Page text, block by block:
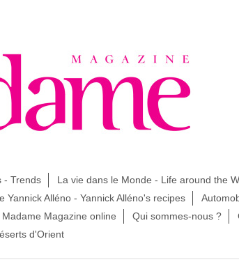
- Trends
La vie dans le Monde - Life around the
Yannick Alléno - Yannick Alléno's recipes
Madame Magazine online Qui sommes-nous ?
d'Orient